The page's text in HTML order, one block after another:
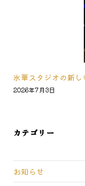
氷華スタジオの新
2026年7月3日
カテゴリー
お知らせ